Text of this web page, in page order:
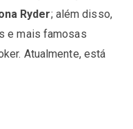
Ryder; além disso,
e mais famosas
Atualmente, está